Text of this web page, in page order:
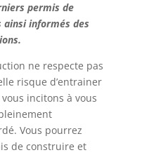
permis de
ainsi informés des
ne respecte pas
risque d’entrainer
incitons à vous
Vous pourrez
de construire et